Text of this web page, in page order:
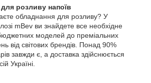
розливу напоїв
обладнання для розливу? У
mBev ви знайдете все необхідне
моделей до преміальних
від світових брендів. Понад 90%
завжди є, а доставка здійснюється
Україні.